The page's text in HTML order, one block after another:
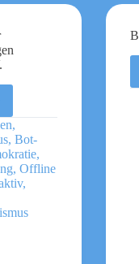
,
,Bot-
,
,Offline
,